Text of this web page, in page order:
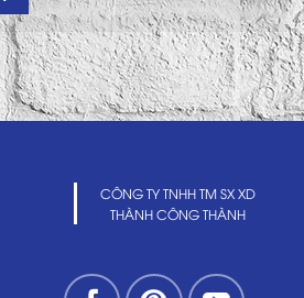
CÔNG TY TNHH TM SX XD
THÀNH CÔNG THÀNH